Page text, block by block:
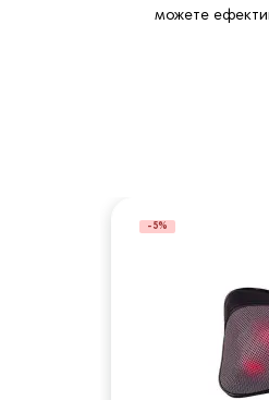
можете
-5%